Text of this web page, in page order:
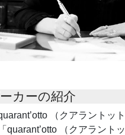
カーの紹介
（クアラントット
「quarant’otto （クアラント